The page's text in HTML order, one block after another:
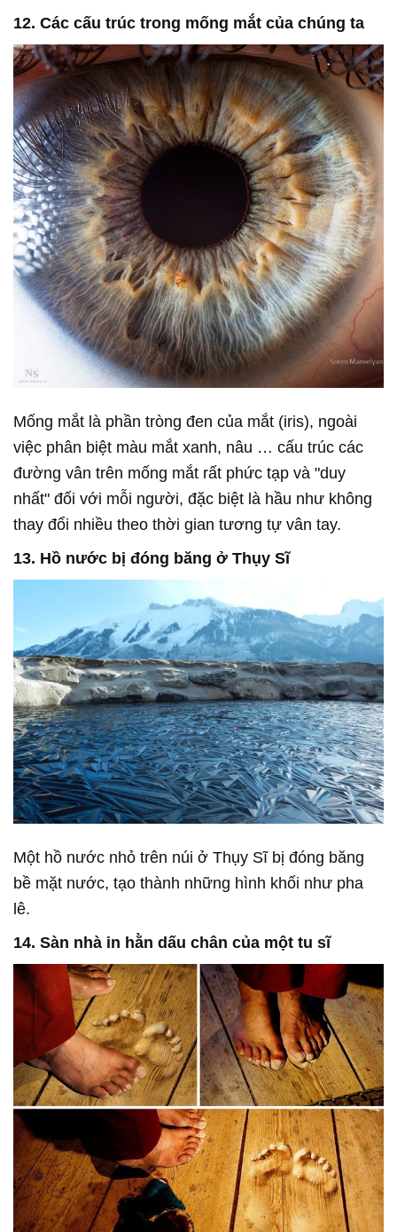
12. Các cấu trúc trong mống mắt của chúng ta
Mống mắt là phần tròng đen của mắt (iris), ngoài
việc phân biệt màu mắt xanh, nâu … cấu trúc các
đường vân trên mống mắt rất phức tạp và "duy
nhất" đối với mỗi người, đặc biệt là hầu như không
thay đổi nhiều theo thời gian tương tự vân tay.
13. Hồ nước bị đóng băng ở Thụy Sĩ
Một hồ nước nhỏ trên núi ở Thụy Sĩ bị đóng băng
bề mặt nước, tạo thành những hình khối như pha
lê.
14. Sàn nhà in hằn dấu chân của một tu sĩ